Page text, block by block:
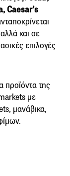
Caesar’s
και σε
επιλογές
προϊόντα της
με
μανάβικα,